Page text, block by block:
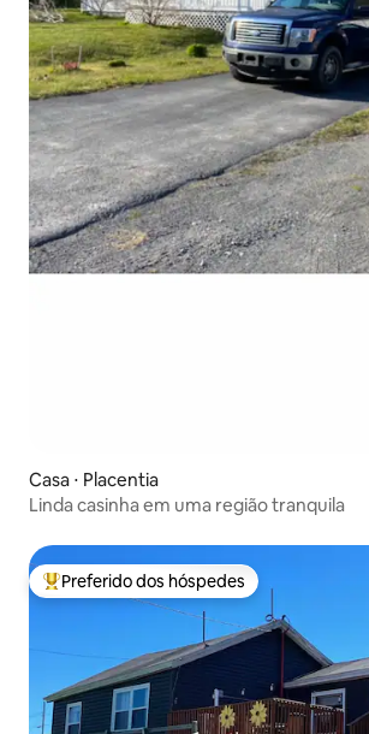
Casa ⋅ Placentia
Linda casinha em uma região tranquila
Entre os melhores preferidos dos hóspedes
Preferido dos hóspedes